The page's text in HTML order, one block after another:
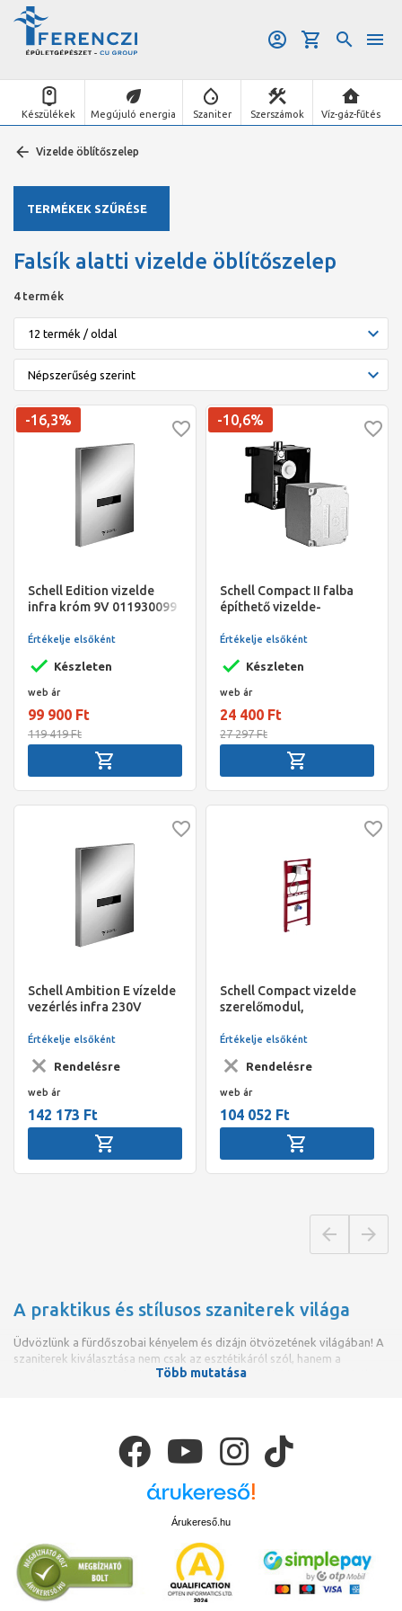
Készülékek Megújuló energia Szaniter Szerszámok Víz-gáz-fűtés
Vizelde öblítőszelep
Falsík alatti vizelde öblítőszelep
4 termék
Schell Edition vizelde
infra króm 9V 011930099
-16,3%
Készleten
Értékelje elsőként
web ár
99 900 Ft
119 419 Ft
Schell Compact II falba
építhető vizelde-
beépítőkészlet
-10,6%
Készleten
Értékelje elsőként
web ár
24 400 Ft
27 297 Ft
Schell Ambition E vízelde
vezérlés infra 230V
011930099,032820099,032840099
Rendelésre
Értékelje elsőként
web ár
142 173 Ft
Schell Compact vizelde
szerelőmodul,
építéshez
Rendelésre
Értékelje elsőként
web ár
104 052 Ft
A praktikus és stílusos szaniterek világa
Üdvözlünk a fürdőszobai kényelem és dizájn ötvözetének világában! A
szaniterek kiválasztása nem csak az esztétikáról szól, hanem a
praktikusságról és a funkcionalitásról is. Az alábbiakban megpróbáltuk
Több mutatása
TERMÉKEK SZŰRÉSE
Árukereső.hu